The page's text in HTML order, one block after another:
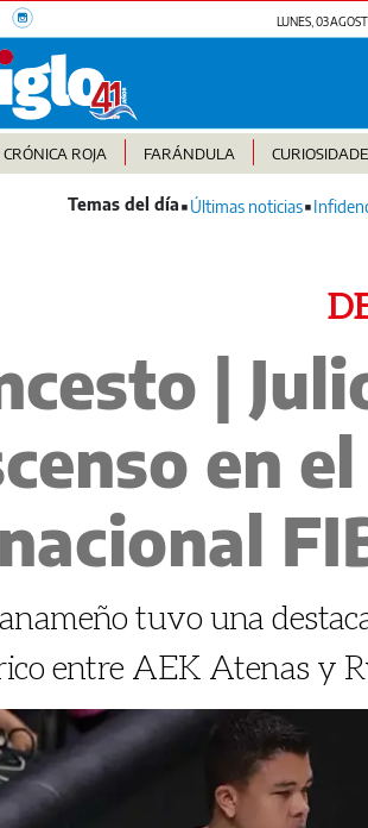
LUNES, 03
CRÓNICA ROJA FARÁNDULA
Últimas noticias
|
en
tuvo una
entre AEK Atenas y